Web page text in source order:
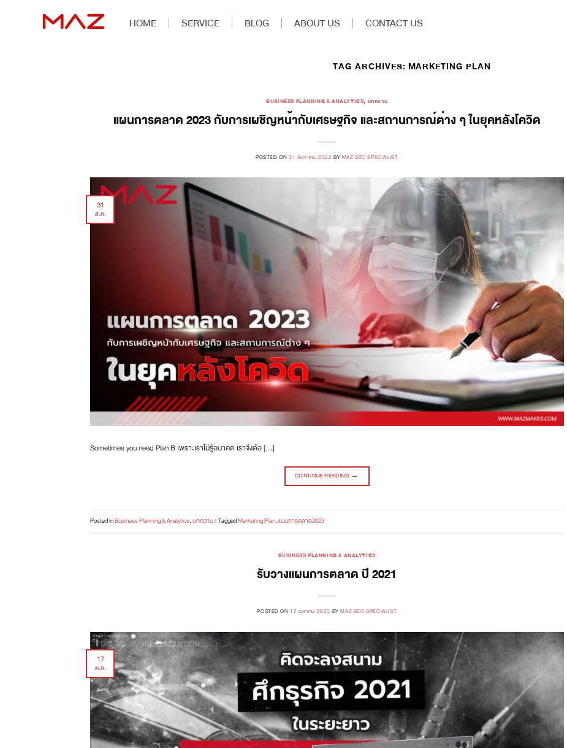
HOME SERVICE BLOG ABOUT US CONTACT US
TAG ARCHIVES: MARKETING PLAN
BUSINESS PLANNING & ANALYTICS, บทความ
แผนการตลาด 2023 กับการเผชิญหน้ากับเศรษฐกิจ และสถานการณ์ต่าง ๆ ในยุคหลังโควิด
POSTED ON 31 สิงหาคม 2022 BY MAZ SEO SPECIALIST
31
ส.ค.
Sometimes you need Plan B เพราะเราไม่รู้อนาคต เราจึงต้อ […]
CONTINUE READING →
Posted inBusiness Planning & Analytics,บทความ|TaggedMarketing Plan,แผนการตลาด2023
BUSINESS PLANNING & ANALYTICS
รับวางแผนการตลาด ปี 2021
POSTED ON17 ตุลาคม 2020 BYMAZ SEO SPECIALIST
17
ต.ค.